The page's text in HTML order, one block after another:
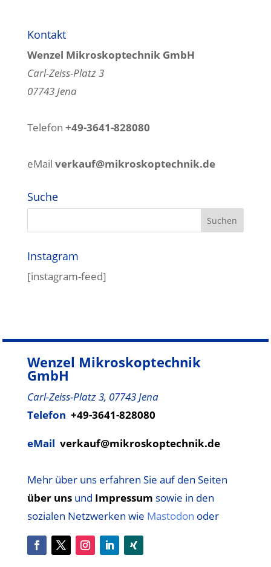
Kontakt
Wenzel Mikroskoptechnik GmbH
Carl-Zeiss-Platz 3
07743 Jena
Telefon +49-3641-828080
eMail verkauf@mikroskoptechnik.de
Suche
Instagram
[instagram-feed]
Wenzel Mikroskoptechnik
GmbH
Carl-Zeiss-Platz 3, 07743 Jena
Telefon +49-3641-828080
eMail verkauf@mikroskoptechnik.de
Mehr über uns erfahren Sie auf den Seiten
über unsund Impressum sowie in den
sozialen Netzwerken wie Mastodon oder